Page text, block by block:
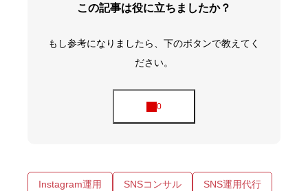
この記事は役に立ちましたか？
もし参考になりましたら、下のボタンで教えてく
ださい。
Instagram運用 SNSコンサル SNS運用代行